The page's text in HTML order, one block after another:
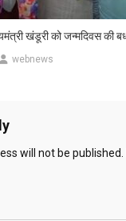
खंडूरी को जन्मदिवस की
webnews
will not be published.